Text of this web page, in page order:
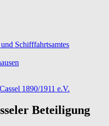
Schifffahrtsamtes
Beteiligung